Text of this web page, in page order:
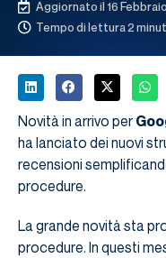
Aggiornato il 16
Tempo di lettura 2
Novità in arrivo per
ha lanciato dei nuovi
recensioni
procedure.
La grande novità sta
procedure. In questi